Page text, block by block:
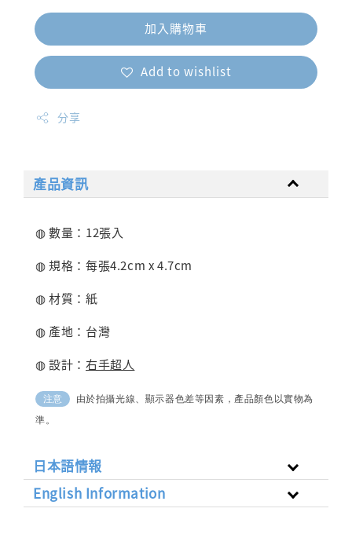
加入購物車
Add to wishlist
分享
產品資訊
◍ 數量：12張入
◍ 規格：每張4.2cm x 4.7cm
◍ 材質：紙
◍ 產地：台灣
◍ 設計： 右手超人
注意
由於拍攝光線、顯示器色差等因素，產品顏色以實物為
準。
日本語情報
English Information